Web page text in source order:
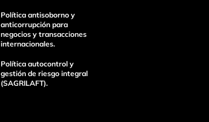
Política antisoborno y
anticorrupción para
negocios y transacciones
internacionales.
Política autocontrol y
gestión de riesgo integral
(SAGRILAFT).